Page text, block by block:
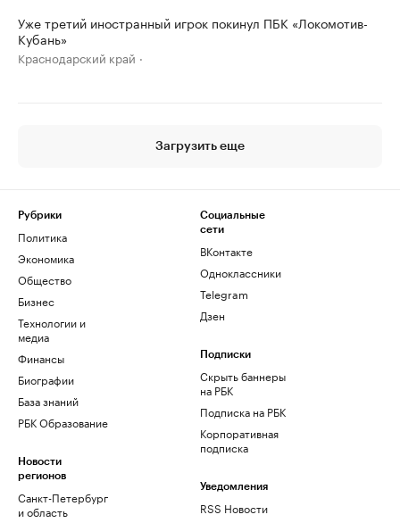
Уже третий иностранный игрок покинул ПБК «Локомотив-
Кубань»
Краснодарский край
Загрузить еще
Рубрики
Политика
Экономика
Общество
Бизнес
Технологии и
медиа
Финансы
Биографии
База знаний
РБК Образование
Новости
регионов
Санкт-Петербург
и область
Социальные
сети
ВКонтакте
Одноклассники
Telegram
Дзен
Подписки
Скрыть баннеры
на РБК
Подписка на РБК
Корпоративная
подписка
Уведомления
RSS Новости